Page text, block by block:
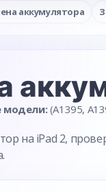
аккумулятора
(A1395,
на iPad 2,